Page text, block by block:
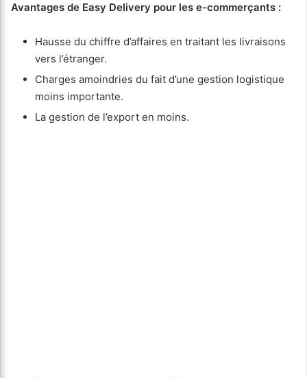
Avantages de Easy Delivery pour les e-commerçants :
Hausse du chiffre d’affaires en traitant les livraisons
vers l’étranger.
Charges amoindries du fait d’une gestion logistique
moins importante.
La gestion de l’export en moins.